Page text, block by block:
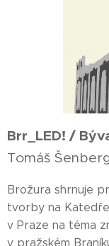
Brr_LED! /
Tomáš
Brožura shrnuje
tvorby na
v Praze na téma
v pražském